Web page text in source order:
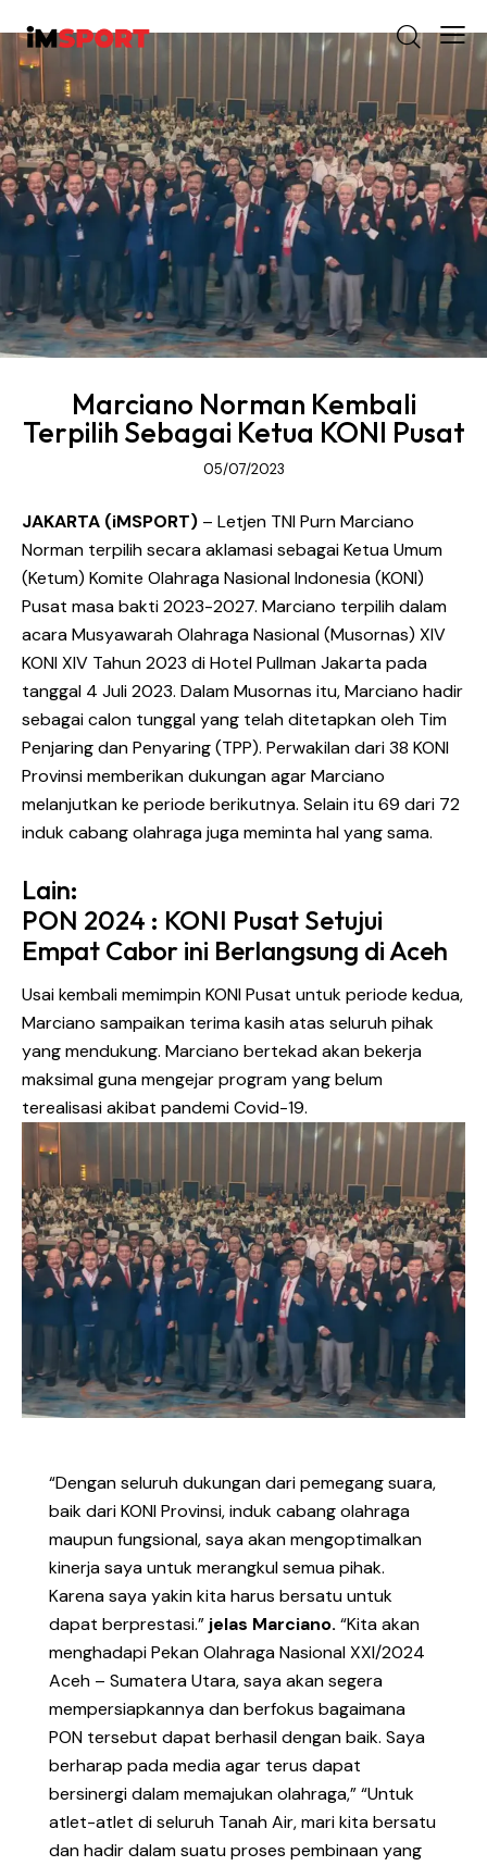
Marciano Norman Kembali
Terpilih Sebagai Ketua KONI Pusat
05/07/2023
JAKARTA (iMSPORT) – Letjen TNI Purn Marciano
Norman terpilih secara aklamasi sebagai Ketua Umum
(Ketum) Komite Olahraga Nasional Indonesia (KONI)
Pusat masa bakti 2023-2027. Marciano terpilih dalam
acara Musyawarah Olahraga Nasional (Musornas) XIV
KONI XIV Tahun 2023 di Hotel Pullman Jakarta pada
tanggal 4 Juli 2023. Dalam Musornas itu, Marciano hadir
sebagai calon tunggal yang telah ditetapkan oleh Tim
Penjaring dan Penyaring (TPP). Perwakilan dari 38 KONI
Provinsi memberikan dukungan agar Marciano
melanjutkan ke periode berikutnya. Selain itu 69 dari 72
induk cabang olahraga juga meminta hal yang sama.
Lain:
PON 2024 : KONI Pusat Setujui
Empat Cabor ini Berlangsung di Aceh
Usai kembali memimpin KONI Pusat untuk periode kedua,
Marciano sampaikan terima kasih atas seluruh pihak
yang mendukung. Marciano bertekad akan bekerja
maksimal guna mengejar program yang belum
terealisasi akibat pandemi Covid-19.
“Dengan seluruh dukungan dari pemegang suara,
baik dari KONI Provinsi, induk cabang olahraga
maupun fungsional, saya akan mengoptimalkan
kinerja saya untuk merangkul semua pihak.
Karena saya yakin kita harus bersatu untuk
dapat berprestasi.” jelas Marciano. “Kita akan
menghadapi Pekan Olahraga Nasional XXI/2024
Aceh – Sumatera Utara, saya akan segera
mempersiapkannya dan berfokus bagaimana
PON tersebut dapat berhasil dengan baik. Saya
berharap pada media agar terus dapat
bersinergi dalam memajukan olahraga,” “Untuk
atlet-atlet di seluruh Tanah Air, mari kita bersatu
dan hadir dalam suatu proses pembinaan yang